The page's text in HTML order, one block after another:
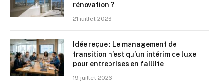
rénovation ?
21 juillet 2026
Idée reçue : Le management de
transition n’est qu’un intérim de luxe
pour entreprises en faillite
19 juillet 2026